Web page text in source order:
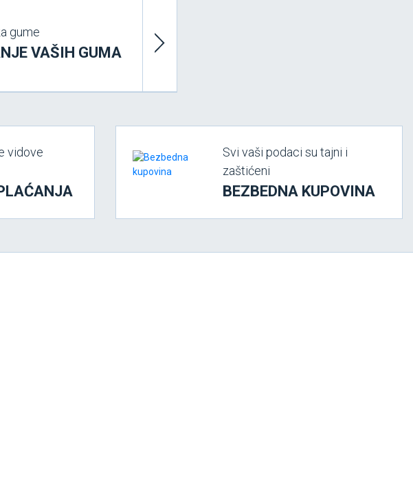
gume
VAŠIH GUMA
vidove
Svi vaši podaci su tajni i
zaštićeni
BEZBEDNA KUPOVINA